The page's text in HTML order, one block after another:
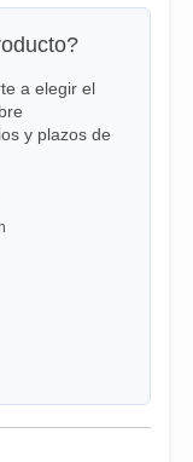
a elegir el
y plazos de